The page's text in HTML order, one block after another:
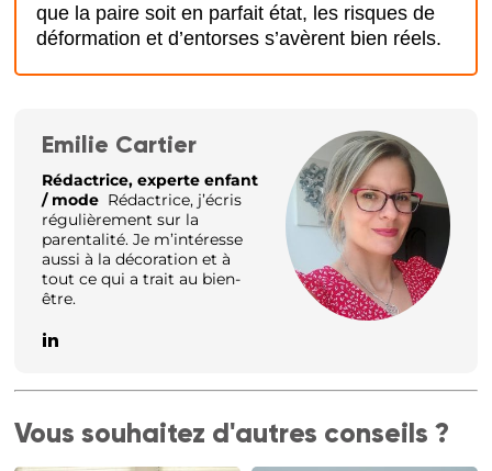
que la paire soit en parfait état, les risques de
déformation et d’entorses s’avèrent bien réels.
Emilie Cartier
Rédactrice, experte enfant
/ mode Rédactrice, j’écris
régulièrement sur la
parentalité. Je m’intéresse
aussi à la décoration et à
tout ce qui a trait au bien-
être.
Vous souhaitez d'autres conseils ?